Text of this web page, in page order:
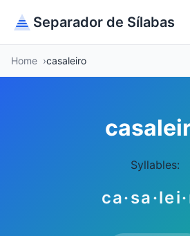
Separador de Sílabas
Home casaleiro
Syllables: